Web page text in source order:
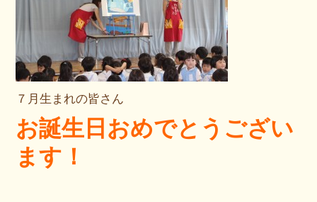
７月生まれの皆さん
お誕生日おめでとうござい
ます！